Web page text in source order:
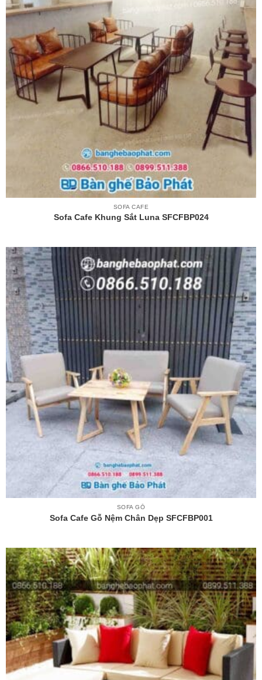
SOFA CAFE
Sofa Cafe Khung Sắt Luna SFCFBP024
SOFA GỖ
Sofa Cafe Gỗ Nệm Chân Dẹp SFCFBP001